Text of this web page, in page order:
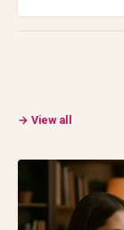
View all →